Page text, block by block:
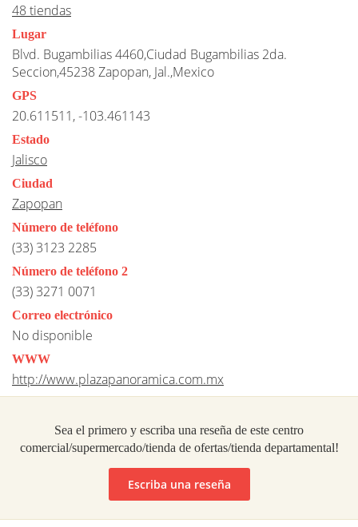
48 tiendas
Lugar
Blvd. Bugambilias 4460,Ciudad Bugambilias 2da.
Seccion,45238 Zapopan, Jal.,Mexico
GPS
20.611511, -103.461143
Estado
Jalisco
Ciudad
Zapopan
Número de teléfono
(33) 3123 2285
Número de teléfono 2
(33) 3271 0071
Correo electrónico
No disponible
WWW
http://www.plazapanoramica.com.mx
Sea el primero y escriba una reseña de este centro
comercial/supermercado/tienda de ofertas/tienda departamental!
Escriba una reseña